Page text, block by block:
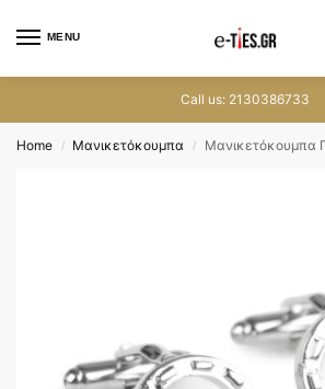
MENU
Call us: 2130386733
Home / Μανικετόκουμπα / Μανικετόκουμπα